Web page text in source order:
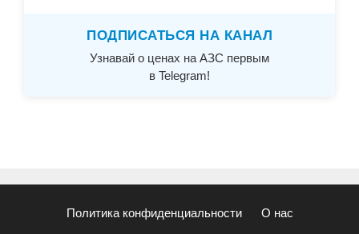
ПОДПИСАТЬСЯ НА КАНАЛ
Узнавай о ценах на АЗС первым
в Telegram!
Политика конфиденциальности О нас